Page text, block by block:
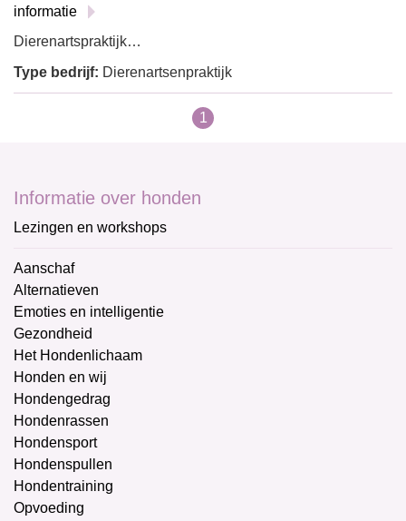
informatie
Dierenartspraktijk…
Type bedrijf: Dierenartsenpraktijk
1
Informatie over honden
Lezingen en workshops
Aanschaf
Alternatieven
Emoties en intelligentie
Gezondheid
Het Hondenlichaam
Honden en wij
Hondengedrag
Hondenrassen
Hondensport
Hondenspullen
Hondentraining
Opvoeding